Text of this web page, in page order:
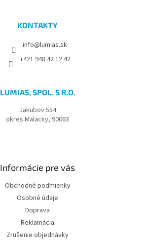
KONTAKTY
info@lumias.sk
+421 948 42 12 42
LUMIAS, SPOL. S R.O.
Jakubov 554
okres Malacky, 90063
Informácie pre vás
Obchodné podmienky
Osobné údaje
Doprava
Reklamácia
Zrušenie objednávky